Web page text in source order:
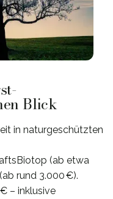
Blick
in naturgeschützten
(ab etwa
rund 3.000 €).
– inklusive